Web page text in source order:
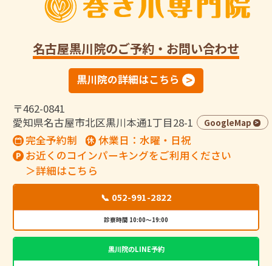
名古屋黒川院のご予約・お問い合わせ
黒川院の詳細はこちら
〒462-0841
愛知県名古屋市北区黒川本通1丁目28-1
GoogleMap
完全予約制
休業日：水曜・日祝
お近くのコインパーキングをご利用ください
＞詳細はこちら
📞 052-991-2822
診察時間 10:00～19:00
黒川院のLINE予約